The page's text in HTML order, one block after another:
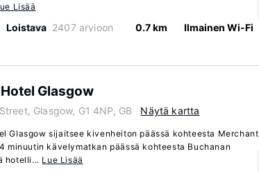
Lisää
Loistava 2407 arvioon 0.7 km Ilmainen Wi-Fi
Glasgow
Glasgow, G1 4NP, GB Näytä kartta
Glasgow sijaitsee kivenheiton päässä kohteesta Merchant
minuutin kävelymatkan päässä kohteesta Buchanan
hotelli... Lue Lisää